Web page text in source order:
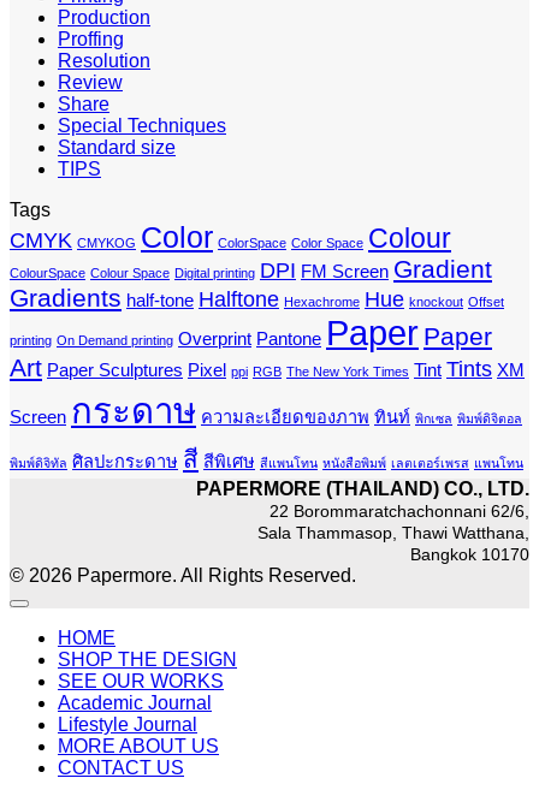
Production
Proffing
Resolution
Review
Share
Special Techniques
Standard size
TIPS
Tags
CMYK CMYKOG Color ColorSpace Color Space Colour
ColourSpace Colour Space Digital printing DPI FM Screen Gradient
Gradients half-tone Halftone Hexachrome Hue knockout Offset
printing On Demand printing Overprint Pantone Paper Paper
Art Paper Sculptures Pixel ppi RGB The New York Times Tint Tints XM
Screen กระดาษ ความละเอียดของภาพ ทินท์ พิกเซล พิมพ์ดิจิตอล
พิมพ์ดิจิทัล ศิลปะกระดาษ สี สีพิเศษ สีแพนโทน หนังสือพิมพ์ เลตเตอร์เพรส แพนโทน
PAPERMORE (THAILAND) CO., LTD.
22 Borommaratchachonnani 62/6,
Sala Thammasop, Thawi Watthana,
Bangkok 10170
© 2026 Papermore. All Rights Reserved.
HOME
SHOP THE DESIGN
SEE OUR WORKS
Academic Journal
Lifestyle Journal
MORE ABOUT US
CONTACT US